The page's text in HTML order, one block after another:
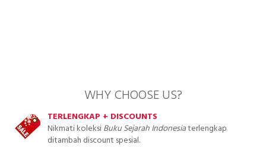
WHY CHOOSE US?
TERLENGKAP + DISCOUNTS
Nikmati koleksiBuku Sejarah Indonesiaterlengkap
ditambah discount spesial.